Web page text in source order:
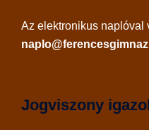
Az elektronikus naplóval
Jogviszony